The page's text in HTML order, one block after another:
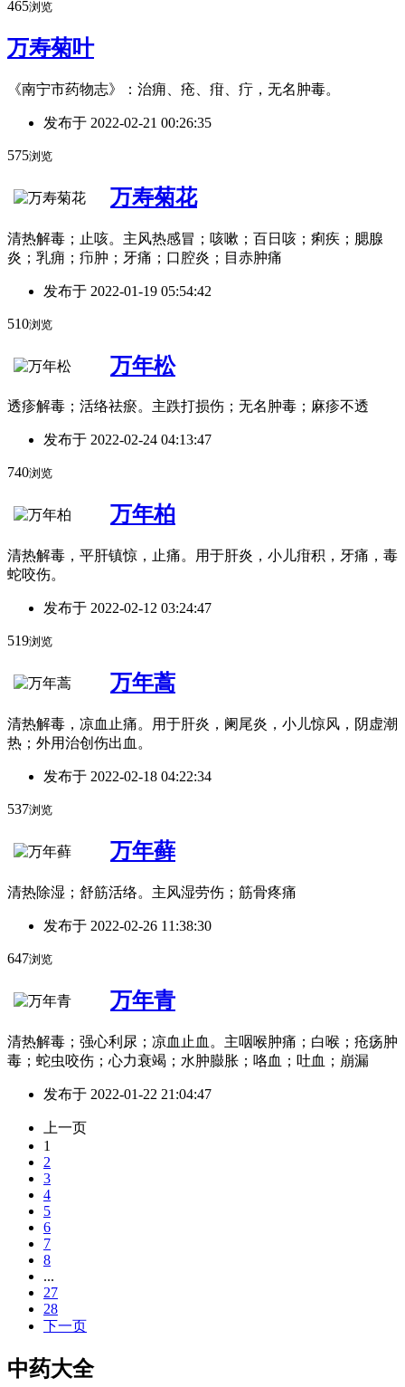
465浏览
万寿菊叶
《南宁市药物志》：治痈、疮、疳、疔，无名肿毒。
发布于 2022-02-21 00:26:35
575浏览
万寿菊花
清热解毒；止咳。主风热感冒；咳嗽；百日咳；痢疾；腮腺
炎；乳痈；疖肿；牙痛；口腔炎；目赤肿痛
发布于 2022-01-19 05:54:42
510浏览
万年松
透疹解毒；活络祛瘀。主跌打损伤；无名肿毒；麻疹不透
发布于 2022-02-24 04:13:47
740浏览
万年柏
清热解毒，平肝镇惊，止痛。用于肝炎，小儿疳积，牙痛，毒
蛇咬伤。
发布于 2022-02-12 03:24:47
519浏览
万年蒿
清热解毒，凉血止痛。用于肝炎，阑尾炎，小儿惊风，阴虚潮
热；外用治创伤出血。
发布于 2022-02-18 04:22:34
537浏览
万年藓
清热除湿；舒筋活络。主风湿劳伤；筋骨疼痛
发布于 2022-02-26 11:38:30
647浏览
万年青
清热解毒；强心利尿；凉血止血。主咽喉肿痛；白喉；疮疡肿
毒；蛇虫咬伤；心力衰竭；水肿臌胀；咯血；吐血；崩漏
发布于 2022-01-22 21:04:47
上一页
1
2
3
4
5
6
7
8
...
27
28
下一页
中药大全